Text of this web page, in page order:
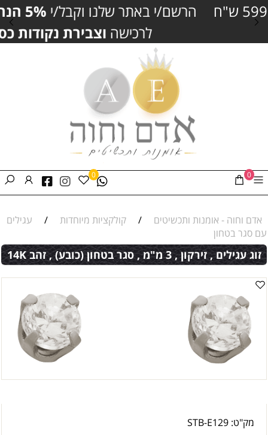
הרשם/י באתר שלנו וקבל/י5% הנחה
נוספים
וצבירת נקודות כסף
0
0
אדם וחוה - אומנות ותכשיטים / קולקציות מיוחדות /
עגילים
עם סגר בטחון
זוג עגילים , זירקון , 3 מ"מ , סגר בטחון (כובע) , זהב 14K
מק"ט: STB-E129